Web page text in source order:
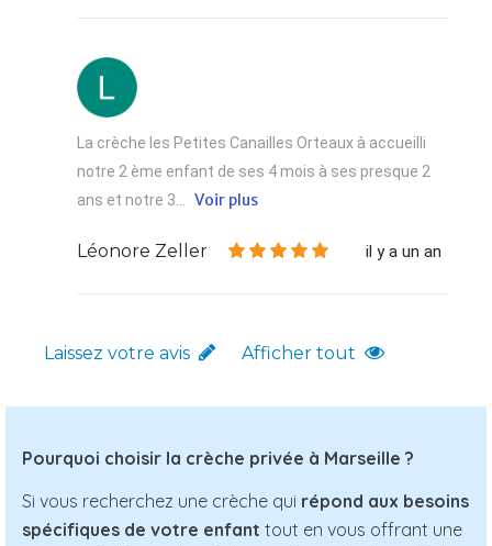
La crèche les Petites Canailles Orteaux à accueilli
notre 2 ème enfant de ses 4 mois à ses presque 2
ans et notre 3... Voir plus
Léonore Zeller il y a un an
Laissez votre avis Afficher tout
Pourquoi choisir la crèche privée à Marseille ?
Si vous recherchez une crèche qui répond aux besoins
spécifiques de votre enfant tout en vous offrant une